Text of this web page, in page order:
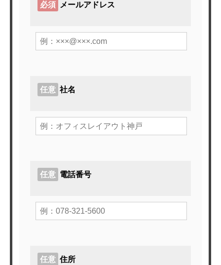
施工事例
オフィスづくりブログ
運営会社
必須 メールアドレス
任意 社名
任意 電話番号
任意 住所